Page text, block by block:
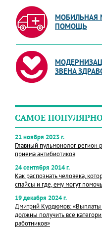
МОБИЛЬНАЯ
ПОМОЩЬ
ЗВЕНА
САМОЕ
21 ноября 2023 г.
Главный пульмонолог регион
приема антибиотиков
24 сентября 2014 г.
Как распознать человека,
спайсы и где, ему могут помочь
19 декабря 2024 г.
Дмитрий Курдюмов: «Выплаты
должны получить все
работников»